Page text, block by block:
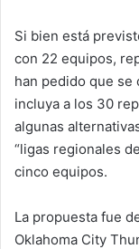
Si bien está
con 22 equipos,
han pedido que se
incluya a los 30
algunas
“ligas regionales
cinco equipos.
La propuesta fue
Oklahoma City